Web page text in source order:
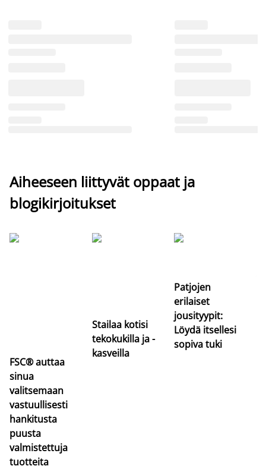
Aiheeseen liittyvät oppaat ja
blogikirjoitukset
FSC® auttaa
sinua
valitsemaan
vastuullisesti
hankitusta
puusta
valmistettuja
tuotteita
Stailaa kotisi
tekokukilla ja -
kasveilla
Patjojen
erilaiset
jousityypit:
Löydä itsellesi
sopiva tuki